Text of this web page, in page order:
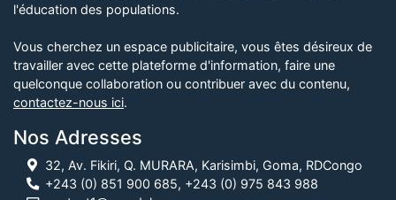
l'éducation des populations.
Vous cherchez un espace publicitaire, vous êtes désireux de
travailler avec cette plateforme d'information, faire une
quelconque collaboration ou contribuer avec du contenu,
contactez-nous ici.
Nos Adresses
32, Av. Fikiri, Q. MURARA, Karisimbi, Goma, RDCongo
+243 (0) 851 900 685, +243 (0) 975 843 988